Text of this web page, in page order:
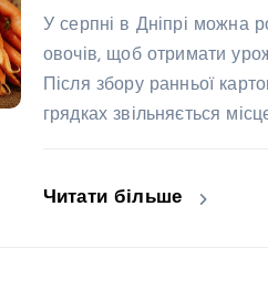
У серпні в Дніпрі можна
овочів, щоб отримати
Після збору ранньої
грядках звільняється
Читати більше